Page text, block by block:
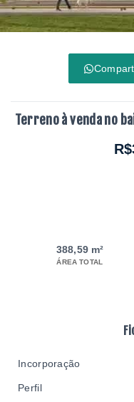
Terreno à venda no
388,59 m²
ÁREA TOTAL
Incorporação
Perfil